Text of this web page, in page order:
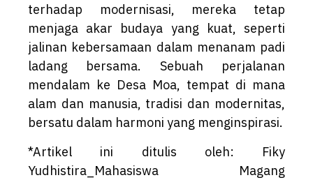
terhadap modernisasi, mereka tetap
menjaga akar budaya yang kuat, seperti
jalinan kebersamaan dalam menanam padi
ladang bersama. Sebuah perjalanan
mendalam ke Desa Moa, tempat di mana
alam dan manusia, tradisi dan modernitas,
bersatu dalam harmoni yang menginspirasi.
*Artikel ini ditulis oleh: Fiky
Yudhistira_Mahasiswa Magang